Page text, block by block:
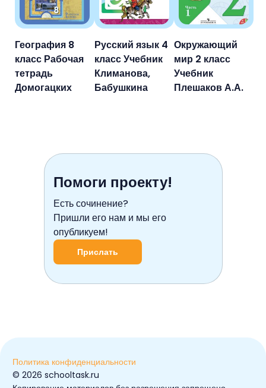
География 8
класс Рабочая
тетрадь
Домогацких
Русский язык 4
класс Учебник
Климанова,
Бабушкина
Окружающий
мир 2 класс
Учебник
Плешаков А.А.
Помоги проекту!
Есть сочинение?
Пришли его нам и мы его
опубликуем!
Прислать
© ️2026 schooltask.ru
Политика конфиденциальности